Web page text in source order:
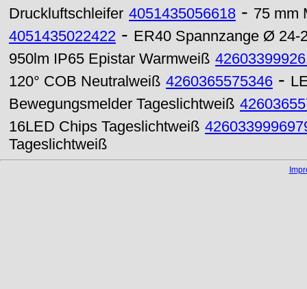
Druckluftschleifer 4051435056618 - 75 mm
4051435022422 - ER40 Spannzange Ø 24-
950lm IP65 Epistar Warmweiß
120° COB Neutralweiß 4260365575346 -
Bewegungsmelder Tageslichtweiß
16LED Chips Tageslichtweiß
Tageslichtweiß